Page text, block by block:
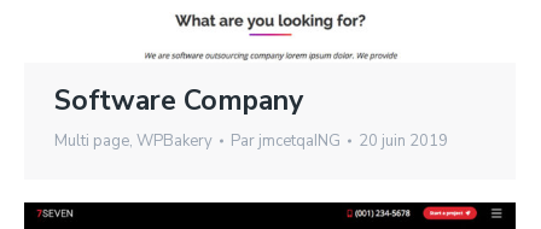
Software Company
Multi page, WPBakery Par jmcetqaING 20 juin 2019